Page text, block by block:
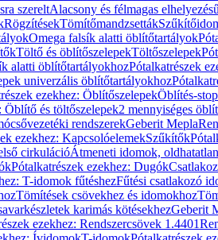
szereltAlacsony és félmagas
RögzítésekTömítőmandzsetták
Omega falsík alatti öblítőtartályok
Töltő és öblítőszelepekTöltőszelepek
alatti öblítőtartályokhozPótalkatrészek
univerzális öblítőtartályokhoz
ezekhez: ÖblítőszelepekÖblítés-
Öblítő és töltőszelepek2 mennyiséges
rendszerekGeberit Mepla
ezekhez: KapcsolóelemekSzűkítők
cirkulációÁtmeneti idomok, oldhatatlan
Pótalkatrészek ezekhez: Dugók
T-idomok fűtéshezFűtési csatlakozó
Tömítések csövekhez és idomokhoz
karimás kötésekhezGeberit
ezekhez: Rendszercsövek 1.4401